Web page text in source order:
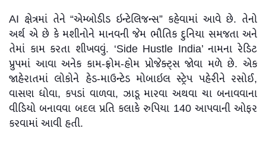
AI ક્ષેત્રમાં તેને “એમ્બોડીડ ઇન્ટેલિજન્સ” કહેવામાં આવે છે. તેનો
અર્થ એ છે કે મશીનોને માનવની જેમ ભૌતિક દુનિયા સમજતા અને
તેમાં કામ કરતા શીખવવું. ‘Side Hustle India’ નામના રેડિટ
પ્રુપમાં આવા અનેક કામ-ફ્રોમ-હોમ પ્રોજેક્ટ્સ જોવા મળે છે. એક
જાહેરાતમાં લોકોને હેડ-માઉન્ટેડ મોબાઇલ સ્ટ્રેપ પહેરીને રસોઈ,
વાસણ ધોવા, કપડાં વાળવા, ઝાડૂ મારવા અથવા ચા બનાવવાના
વીડિયો બનાવવા બદલ પ્રતિ કલાકે રુપિયા 140 આપવાની ઓફર
કરવામાં આવી હતી.